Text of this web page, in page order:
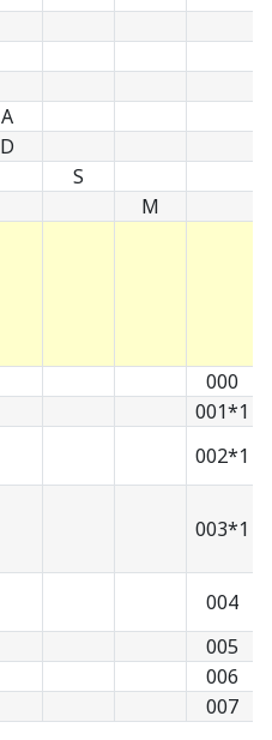
A
D
S
M
000
001*1
002*1
003*1
004
005
006
007